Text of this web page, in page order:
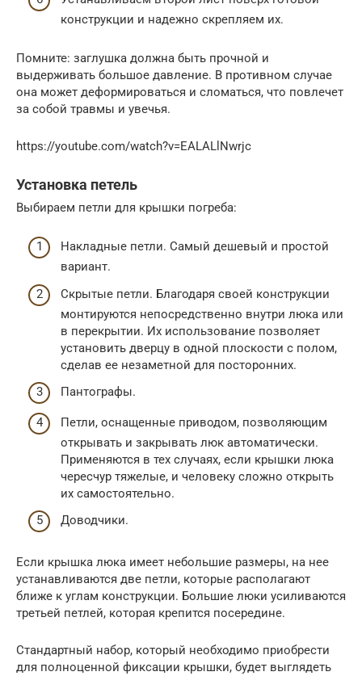
конструкции и надежно скрепляем их.
Помните: заглушка должна быть прочной и
выдерживать большое давление. В противном случае
она может деформироваться и сломаться, что повлечет
за собой травмы и увечья.
https://youtube.com/watch?v=EALALlNwrjc
Установка петель
Выбираем петли для крышки погреба:
Накладные петли. Самый дешевый и простой
вариант.
Скрытые петли. Благодаря своей конструкции
монтируются непосредственно внутри люка или
в перекрытии. Их использование позволяет
установить дверцу в одной плоскости с полом,
сделав ее незаметной для посторонних.
Пантографы.
Петли, оснащенные приводом, позволяющим
открывать и закрывать люк автоматически.
Применяются в тех случаях, если крышки люка
чересчур тяжелые, и человеку сложно открыть
их самостоятельно.
Доводчики.
Если крышка люка имеет небольшие размеры, на нее
устанавливаются две петли, которые располагают
ближе к углам конструкции. Большие люки усиливаются
третьей петлей, которая крепится посередине.
Стандартный набор, который необходимо приобрести
для полноценной фиксации крышки, будет выглядеть